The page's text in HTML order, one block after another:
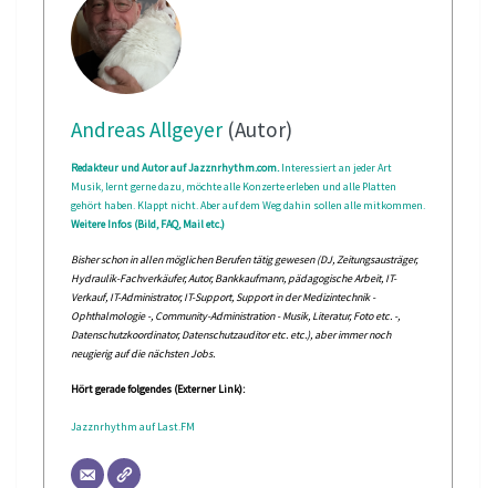
Andreas Allgeyer(Autor)
Redakteur und Autor auf Jazznrhythm.com.Interessiert an jeder Art
Musik, lernt gerne dazu, möchte alle Konzerte erleben und alle Platten
gehört haben. Klappt nicht. Aber auf dem Weg dahin sollen alle mitkommen.
Weitere Infos (Bild, FAQ, Mail etc.)
Bisher schon in allen möglichen Berufen tätig gewesen (DJ, Zeitungsausträger,
Hydraulik-Fachverkäufer, Autor, Bankkaufmann, pädagogische Arbeit, IT-
Verkauf, IT-Administrator, IT-Support, Support in der Medizintechnik -
Ophthalmologie -, Community-Administration - Musik, Literatur, Foto etc. -,
Datenschutzkoordinator, Datenschutzauditor etc. etc.), aber immer noch
neugierig auf die nächsten Jobs.
Hört gerade folgendes (Externer Link):
Jazznrhythm auf Last.FM